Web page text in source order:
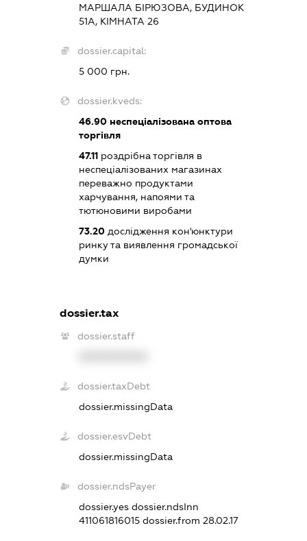
МАРШАЛА БІРЮЗОВА, БУДИНОК
51А, КІМНАТА 26
dossier.capital:
5 000 грн.
dossier.kveds:
46.90неспеціалізована оптова
торгівля
47.11роздрібна торгівля в
неспеціалізованих магазинах
переважно продуктами
харчування, напоями та
тютюновими виробами
73.20дослідження кон'юнктури
ринку та виявлення громадської
думки
dossier.tax
dossier.staff
dossier.taxDebt
dossier.missingData
dossier.esvDebt
dossier.missingData
dossier.ndsPayer
dossier.yes dossier.ndsInn
411061816015 dossier.from 28.02.17